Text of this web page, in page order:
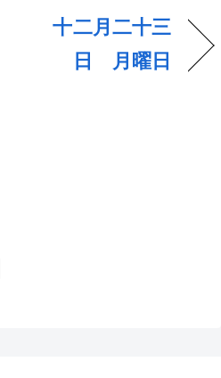
十二月二十三
日 月曜日